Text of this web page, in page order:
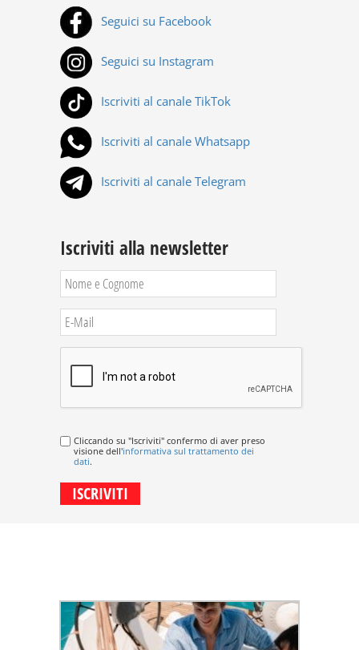
Seguici su Facebook
Seguici su Instagram
Iscriviti al canale TikTok
Iscriviti al canale Whatsapp
Iscriviti al canale Telegram
Iscriviti alla newsletter
Cliccando su "Iscriviti" confermo di aver preso
visione dell'informativa sul trattamento dei
dati.